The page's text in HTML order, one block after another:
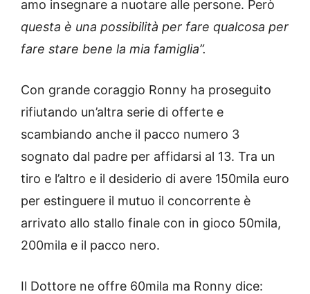
amo insegnare a nuotare alle persone. Però
questa è una possibilità per fare qualcosa per
fare stare bene la mia famiglia”.
Con grande coraggio Ronny ha proseguito
rifiutando un’altra serie di offerte e
scambiando anche il pacco numero 3
sognato dal padre per affidarsi al 13. Tra un
tiro e l’altro e il desiderio di avere 150mila euro
per estinguere il mutuo il concorrente è
arrivato allo stallo finale con in gioco 50mila,
200mila e il pacco nero.
Il Dottore ne offre 60mila ma Ronny dice: